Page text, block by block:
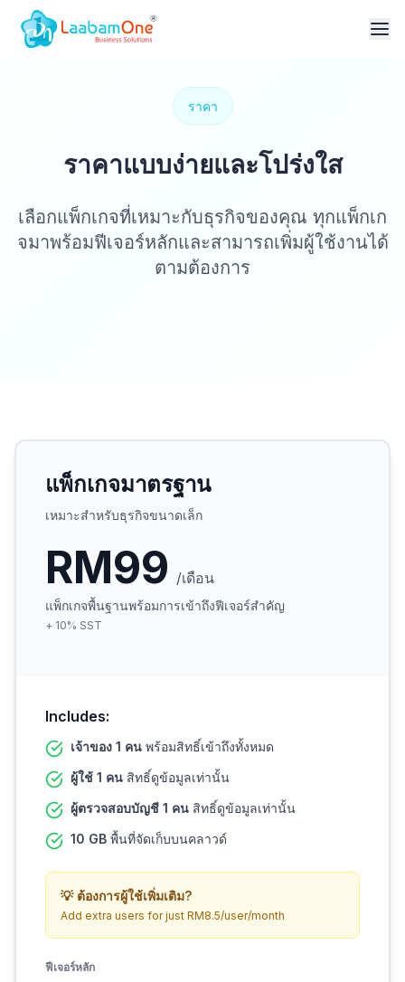
ราคา
ราคาแบบง่ายและโปร่งใส
เลือกแพ็กเกจที่เหมาะกับธุรกิจของคุณ ทุกแพ็กเก
จมาพร้อมฟีเจอร์หลักและสามารถเพิ่มผู้ใช้งานได้
ตามต้องการ
แพ็กเกจมาตรฐาน
เหมาะสำหรับธุรกิจขนาดเล็ก
RM99 /เดือน
แพ็กเกจพื้นฐานพร้อมการเข้าถึงฟีเจอร์สำคัญ
+ 10% SST
Includes:
เจ้าของ 1 คน พร้อมสิทธิ์เข้าถึงทั้งหมด
ผู้ใช้ 1 คน สิทธิ์ดูข้อมูลเท่านั้น
ผู้ตรวจสอบบัญชี 1 คน สิทธิ์ดูข้อมูลเท่านั้น
10 GB พื้นที่จัดเก็บบนคลาวด์
💡 ต้องการผู้ใช้เพิ่มเติม?
Add extra users for just RM8.5/user/month
ฟีเจอร์หลัก